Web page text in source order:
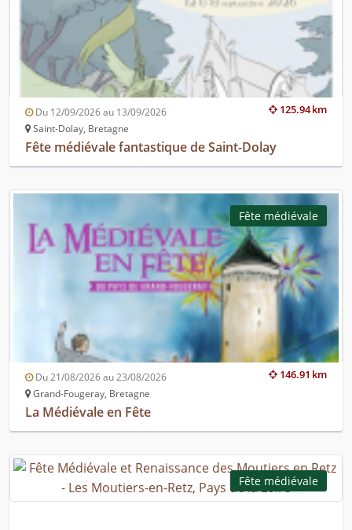
125.94 km
Du 12/09/2026 au 13/09/2026
Saint-Dolay, Bretagne
Fête médiévale fantastique de Saint-Dolay
Fête médiévale
146.91 km
Du 21/08/2026 au 23/08/2026
Grand-Fougeray, Bretagne
La Médiévale en Fête
Fête médiévale